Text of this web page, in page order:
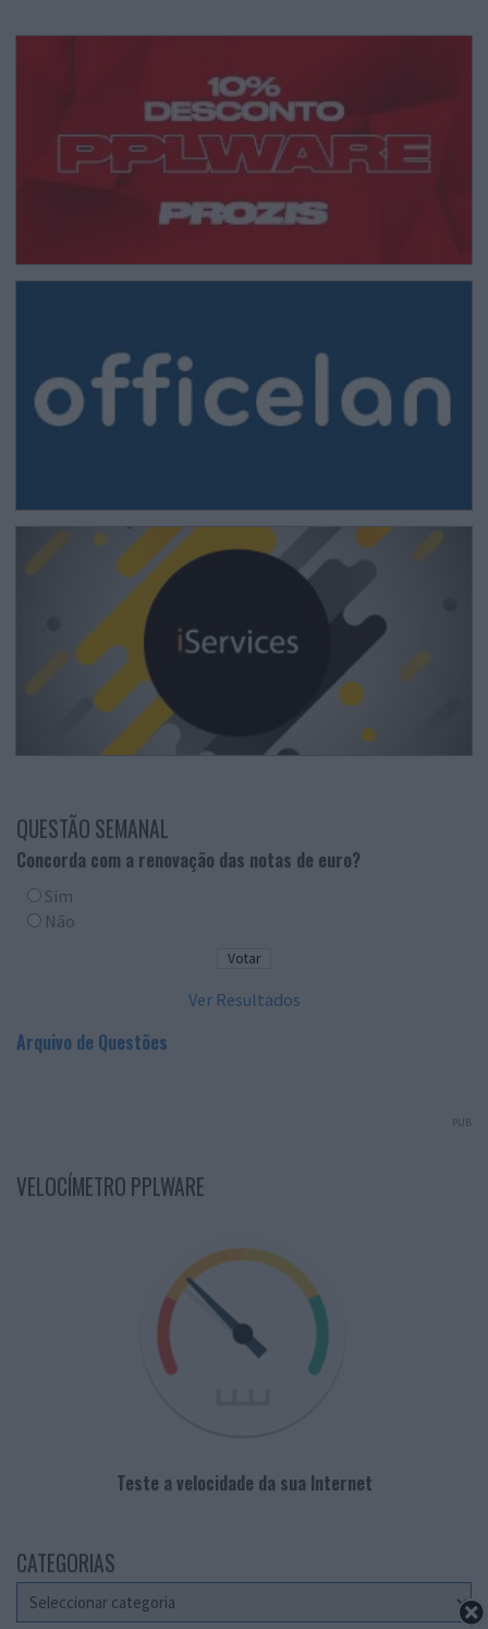
QUESTÃO SEMANAL
Concorda com a renovação das notas de euro?
Sim
Não
Ver Resultados
Arquivo de Questões
PUB
VELOCÍMETRO PPLWARE
Teste a velocidade da sua Internet
CATEGORIAS
Categorias